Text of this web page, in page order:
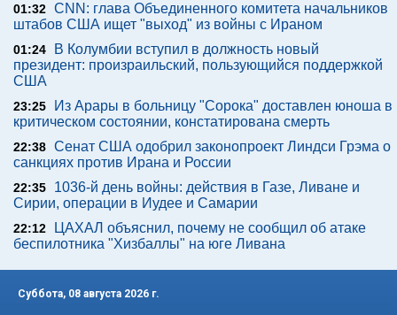
01:32 CNN: глава Объединенного комитета начальников
штабов США ищет "выход" из войны с Ираном
01:24
В Колумбии вступил в должность новый
президент: произраильский, пользующийся поддержкой
США
23:25
Из Арары в больницу "Сорока" доставлен юноша в
критическом состоянии, констатирована смерть
22:38 Сенат США одобрил законопроект Линдси Грэма о
санкциях против Ирана и России
22:35
1036-й день войны: действия в Газе, Ливане и
Сирии, операции в Иудее и Самарии
22:12
ЦАХАЛ объяснил, почему не сообщил об атаке
беспилотника "Хизбаллы" на юге Ливана
Суббота, 08 августа 2026 г.